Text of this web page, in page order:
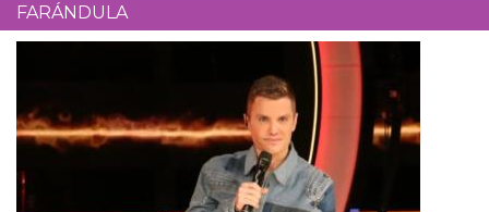
FARÁNDULA